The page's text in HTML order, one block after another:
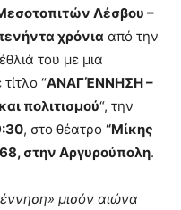
Λέσβου –
χρόνια από την
του με μια
“ΑΝΑΓΈΝΝΗΣΗ –
πολιτισμού“, την
, στο θέατρο “Μίκης
στην Αργυρούπολη.
μισόν αιώνα